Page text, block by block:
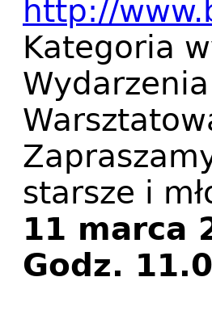
http://
Kategoria
starsze i
11 marca
Godz.